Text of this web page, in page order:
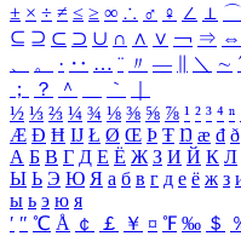
± × ÷ ≠ ≤ ≥ ∞ ∴ ♂ ♀ ∠ ⊥ ⌒
⊆ ⊇ ⊂ ⊃ ∪ ∩ ∧ ∨ ￢ ⇒ ⇔
、
。 · ‥ … ¨ 〃 ― ＼ ∼ ´
；
？ ＾ ｀
½ ⅓ ⅔ ¼ ¾ ⅛ ⅜ ⅝ ⅞ ¹ ² ³ ⁴ ⁿ
Æ Ð Ħ Ĳ Ł Ø Œ Þ Ŧ Ŋ æ đ ð
А Б В Г Д Е Ё Ж З И Й К Л
Ы Ь Э Ю Я а б в г д е ё ж з
ы ь э ю я
′ ″ ℃ Å ￠ ￡ ￥ ¤ ℉ ‰ ＄